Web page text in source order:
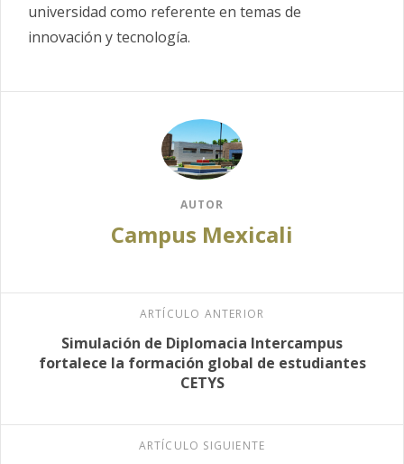
universidad como referente en temas de
innovación y tecnología.
AUTOR
Campus Mexicali
ARTÍCULO ANTERIOR
Simulación de Diplomacia Intercampus
fortalece la formación global de estudiantes
CETYS
ARTÍCULO SIGUIENTE